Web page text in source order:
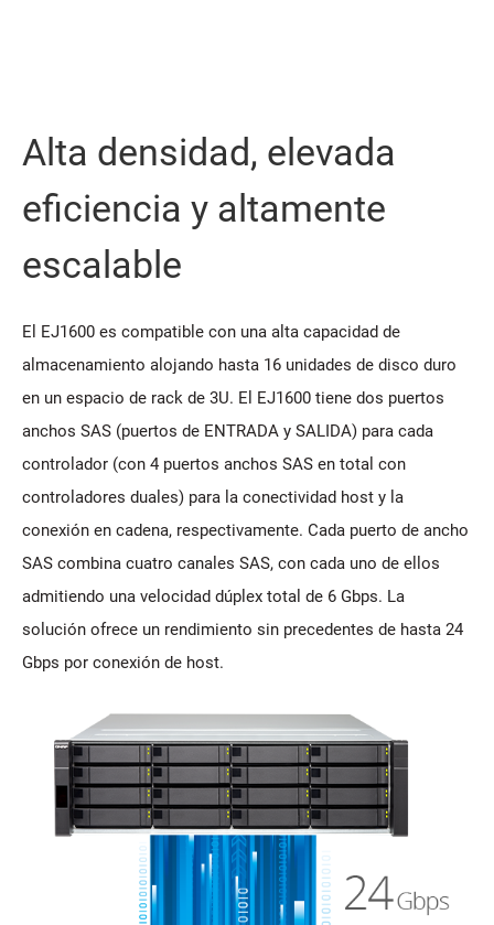
Alta densidad, elevada
eficiencia y altamente
escalable
El EJ1600 es compatible con una alta capacidad de
almacenamiento alojando hasta 16 unidades de disco duro
en un espacio de rack de 3U. El EJ1600 tiene dos puertos
anchos SAS (puertos de ENTRADA y SALIDA) para cada
controlador (con 4 puertos anchos SAS en total con
controladores duales) para la conectividad host y la
conexión en cadena, respectivamente. Cada puerto de ancho
SAS combina cuatro canales SAS, con cada uno de ellos
admitiendo una velocidad dúplex total de 6 Gbps. La
solución ofrece un rendimiento sin precedentes de hasta 24
Gbps por conexión de host.